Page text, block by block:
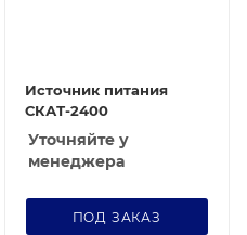
Источник питания
СКАТ-2400
Уточняйте у
менеджера
ПОД ЗАКАЗ